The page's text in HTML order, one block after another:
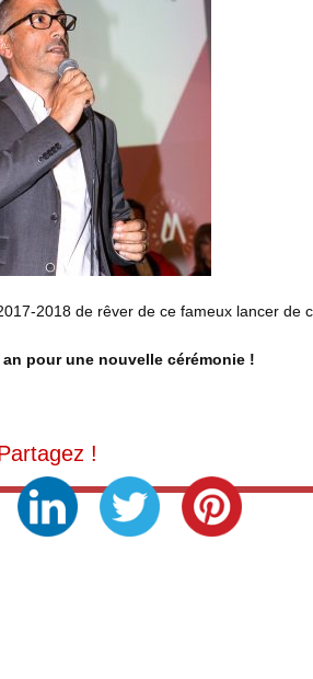
2018 de rêver de ce fameux lancer de
pour une nouvelle cérémonie !
!